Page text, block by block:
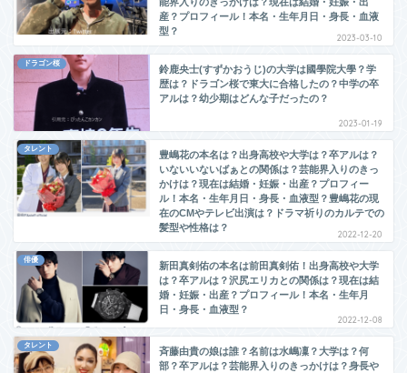
産？プロフィール！本名・生年月日・身長・血液
型？
2023-03-10
ドラゴン桜
鈴鹿央士(すずかおうじ)の大学は國學院大學？学
歴は？ドラゴン桜で東大に合格したの？中学の卒
アルは？幼少期はどんな子だったの？
2023-01-19
タレント
豊嶋花の本名は？出身高校や大学は？卒アルは？
いないいないばぁとの関係は？芸能界入りのきっ
かけは？現在は結婚・妊娠・出産？プロフィー
ル！本名・生年月日・身長・血液型？豊嶋花の現
在のCMやテレビ出演は？ドラマ祈りのカルテでの
髪型や性格は？
2022-12-20
俳優
新田真剣佑の本名は前田真剣佑！出身高校や大学
は？卒アルは？沢尻エリカとの関係は？現在は結
婚・妊娠・出産？プロフィール！本名・生年月
日・身長・血液型？
2022-12-08
タレント
斉藤由貴の娘は誰？名前は水嶋凜？大学は？何
部？卒アルは？芸能界入りのきっかけは？身長や